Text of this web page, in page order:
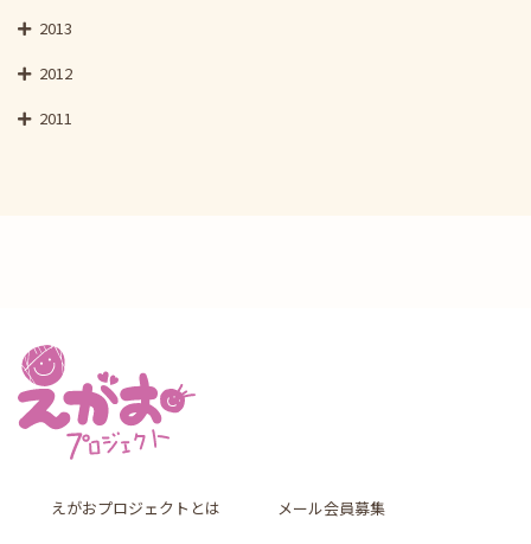
2013
2012
2011
えがおプロジェクトとは メール会員募集